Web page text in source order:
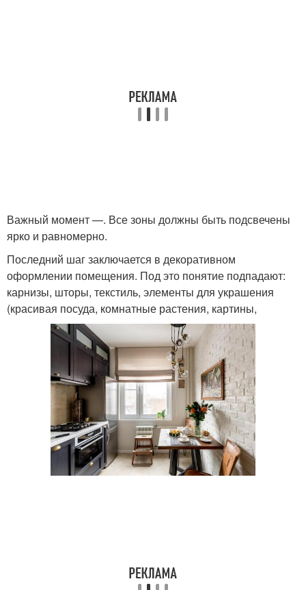
Важный момент —. Все зоны должны быть подсвечены
ярко и равномерно.
Последний шаг заключается в декоративном
оформлении помещения. Под это понятие подпадают:
карнизы, шторы, текстиль, элементы для украшения
(красивая посуда, комнатные растения, картины,